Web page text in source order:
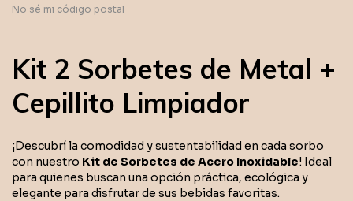
No sé mi código postal
Kit 2 Sorbetes de Metal +
Cepillito Limpiador
¡Descubrí la comodidad y sustentabilidad en cada sorbo
con nuestro Kit de Sorbetes de Acero Inoxidable! Ideal
para quienes buscan una opción práctica, ecológica y
elegante para disfrutar de sus bebidas favoritas.